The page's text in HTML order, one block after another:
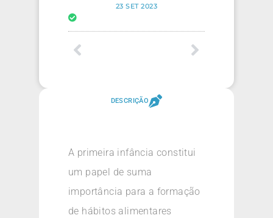
23 SET 2023
DESCRIÇÃO
A primeira infância constitui
um papel de suma
importância para a formação
de hábitos alimentares